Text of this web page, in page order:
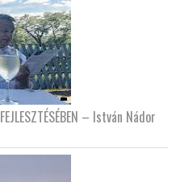
– István Nádor